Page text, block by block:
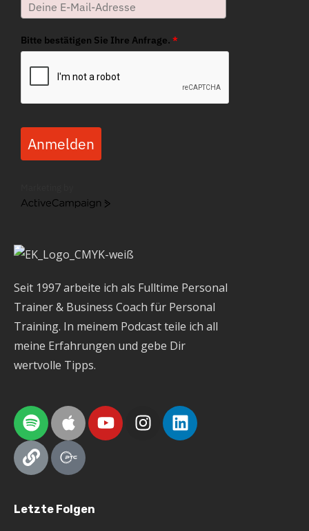
Bitte bestätigen Sie Ihre Anfrage. *
Anmelden
ActiveCampaign
Seit 1997 arbeite ich als Fulltime Personal
Trainer & Business Coach für Personal
Training. In meinem Podcast teile ich all
meine Erfahrungen und gebe Dir
wertvolle Tipps.
Letzte Folgen